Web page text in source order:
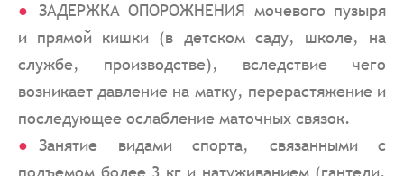
ЗАДЕРЖКА ОПОРОЖНЕНИЯ мочевого пузыря
и прямой кишки (в детском саду, школе, на
службе, производстве), вследствие чего
возникает давление на матку, перерастяжение и
последующее ослабление маточных связок.
Занятие видами спорта, связанными с
подъемом более 3 кг и натуживанием (гантели,